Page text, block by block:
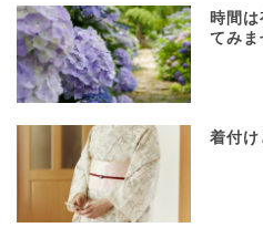
時間
てみま
着付け